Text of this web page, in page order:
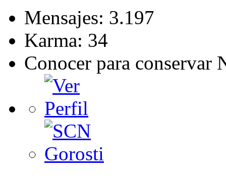
Mensajes: 3.197
Karma: 34
Conocer para conservar